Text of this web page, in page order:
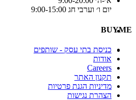
יום ו׳ וערבי חג 9:00-15:00
BUYME
כניסת בתי עסק - שותפים
אודות
Careers
תקנון האתר
מדיניות הגנת פרטיות
הצהרת נגישות